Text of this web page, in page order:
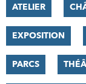
ATELIER
EXPOSITION
PARCS